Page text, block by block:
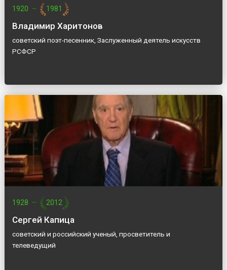
1920 — 1981
Владимир Харитонов
советский поэт-песенник, Заслуженный деятель искусств
РСФСР
1928 — 2012
Сергей Капица
советский и российский ученый, просветитель и
телеведущий